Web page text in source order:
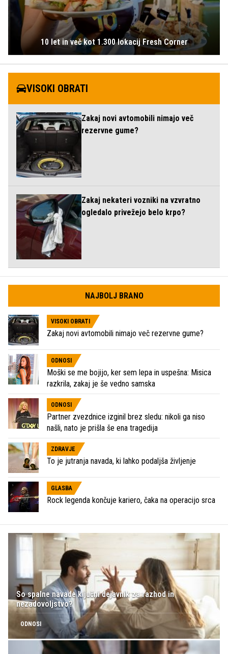
10 let in več kot 1.300 lokacij Fresh Corner
VISOKI OBRATI
Zakaj novi avtomobili nimajo več
rezervne gume?
Zakaj nekateri vozniki na vzvratno
ogledalo privežejo belo krpo?
NAJBOLJ BRANO
VISOKI OBRATI
Zakaj novi avtomobili nimajo več rezervne gume?
ODNOSI
Moški se me bojijo, ker sem lepa in uspešna: Misica
razkrila, zakaj je še vedno samska
ODNOSI
Partner zvezdnice izginil brez sledu: nikoli ga niso
našli, nato je prišla še ena tragedija
ZDRAVJE
To je jutranja navada, ki lahko podaljša življenje
GLASBA
Rock legenda končuje kariero, čaka na operacijo srca
So spalne navade ključni dejavnik za razhod in
nezadovoljstvo?
ODNOSI